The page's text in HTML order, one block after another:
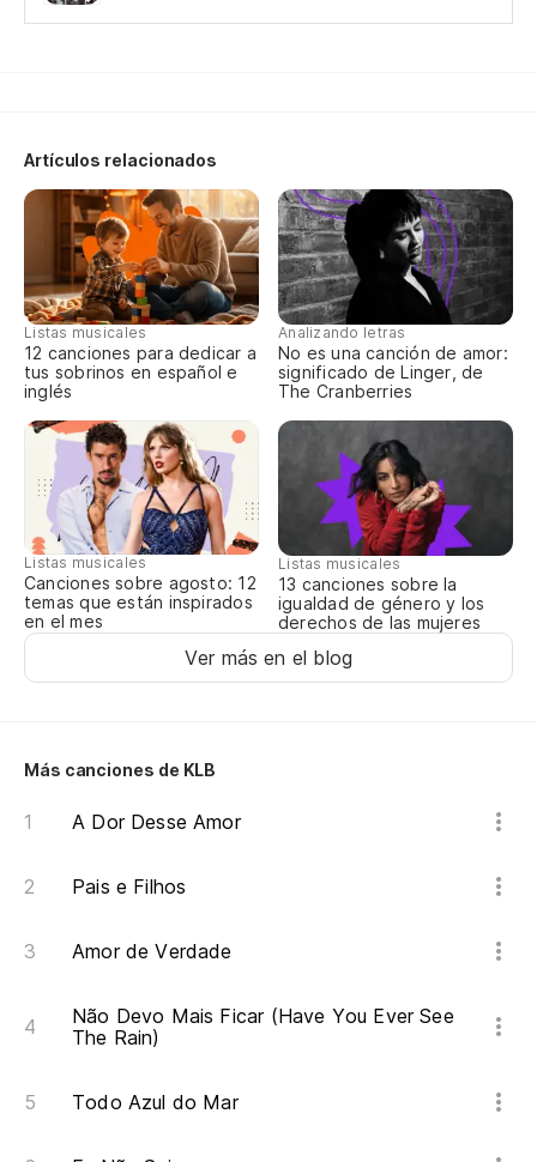
Artículos relacionados
Listas musicales
12 canciones para dedicar a
tus sobrinos en español e
inglés
Analizando letras
No es una canción de amor:
significado de Linger, de
The Cranberries
Listas musicales
Canciones sobre agosto: 12
temas que están inspirados
en el mes
Listas musicales
13 canciones sobre la
igualdad de género y los
derechos de las mujeres
Ver más en el blog
Más canciones de KLB
A Dor Desse Amor
Pais e Filhos
Amor de Verdade
Não Devo Mais Ficar (Have You Ever See
The Rain)
Todo Azul do Mar